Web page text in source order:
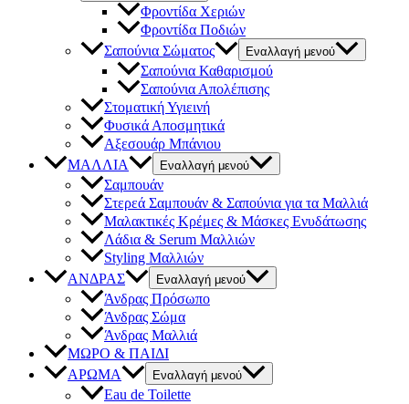
Φροντίδα Χεριών
Φροντίδα Ποδιών
Σαπούνια Σώματος
Εναλλαγή μενού
Σαπούνια Καθαρισμού
Σαπούνια Απολέπισης
Στοματική Υγιεινή
Φυσικά Αποσμητικά
Αξεσουάρ Μπάνιου
ΜΑΛΛΙΑ
Εναλλαγή μενού
Σαμπουάν
Στερεά Σαμπουάν & Σαπούνια για τα Μαλλιά
Μαλακτικές Κρέμες & Μάσκες Ενυδάτωσης
Λάδια & Serum Μαλλιών
Styling Μαλλιών
ΑΝΔΡΑΣ
Εναλλαγή μενού
Άνδρας Πρόσωπο
Άνδρας Σώμα
Άνδρας Μαλλιά
ΜΩΡΟ & ΠΑΙΔΙ
ΑΡΩΜΑ
Εναλλαγή μενού
Eau de Toilette